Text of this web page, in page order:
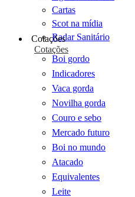
Cartas
Scot na mídia
Radar Sanitário
Cotações
Cotações
Boi gordo
Indicadores
Vaca gorda
Novilha gorda
Couro e sebo
Mercado futuro
Boi no mundo
Atacado
Equivalentes
Leite